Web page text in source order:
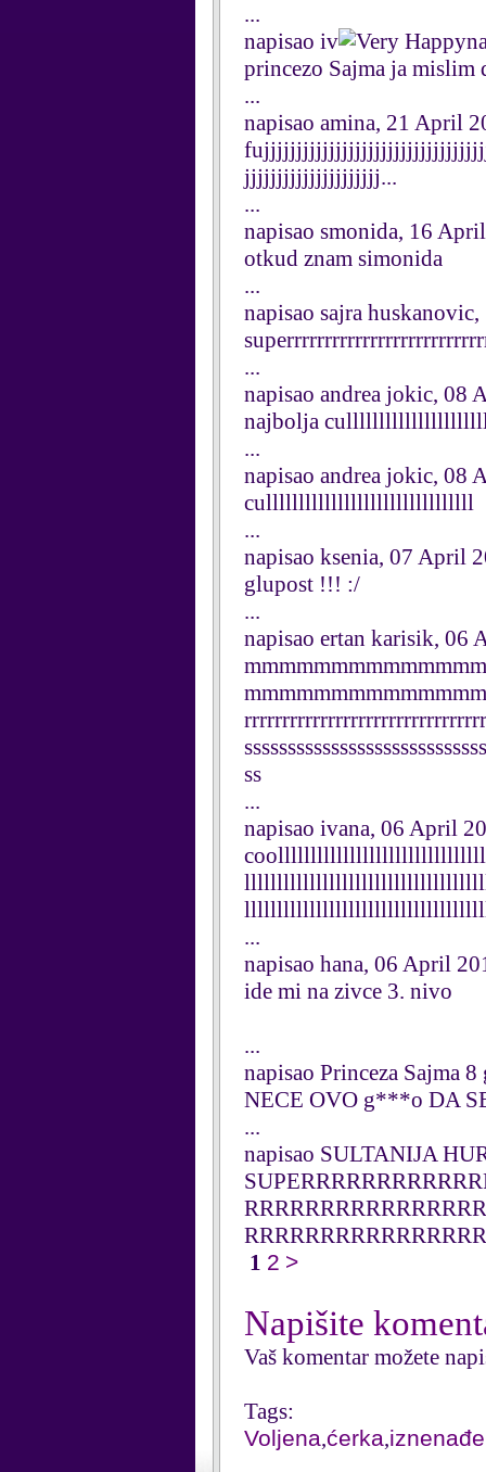
...
napisao iv
princezo Sajma ja mislim
...
napisao amina, 21 April
jjjjjjjjjjjjjjjjjjjjj...
...
napisao smonida, 16
otkud znam simonida
...
napisao sajra
...
napisao andrea jokic, 08
najbolja
...
napisao andrea jokic, 08
cullllllllllllllllllllllllllllllll
...
napisao ksenia, 07 April
glupost !!! :/
...
napisao ertan karisik, 06
ss
...
napisao ivana, 06 April
...
napisao hana, 06 April
ide mi na zivce 3. nivo
...
napisao Princeza Sajma
NECE OVO g***o DA
...
napisao SULTANIJA
1 2 >
Napišite
Vaš komentar možete
Tags:
Voljena,ćerka,